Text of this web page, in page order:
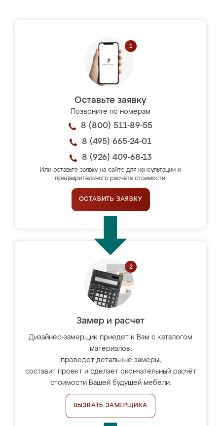
Оставьте заявку
Позвоните по номерам
8 (800) 511-89-55
8 (495) 665-24-01
8 (926) 409-68-13
Или оставьте заявку на сайте для консультации и
предварительного расчёта стоимости.
ОСТАВИТЬ ЗАЯВКУ
Замер и расчет
Дизайнер-замерщик приедет к Вам с каталогом
материалов,
проведёт детальные замеры,
составит проект и сделает окончательный расчёт
стоимости Вашей будущей мебели.
ВЫЗВАТЬ ЗАМЕРЩИКА